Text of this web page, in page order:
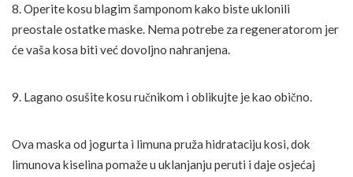
8. Operite kosu blagim šamponom kako biste uklonili
preostale ostatke maske. Nema potrebe za regeneratorom jer
će vaša kosa biti već dovoljno nahranjena.
9. Lagano osušite kosu ručnikom i oblikujte je kao obično.
Ova maska ​​od jogurta i limuna pruža hidrataciju kosi, dok
limunova kiselina pomaže u uklanjanju peruti i daje osjećaj